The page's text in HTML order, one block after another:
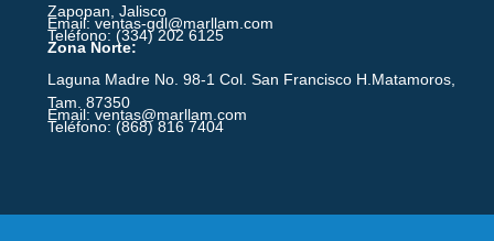
Zapopan, Jalisco
Email: ventas-gdl@marllam.com
Teléfono: (334) 202 6125
Zona Norte:
Laguna Madre No. 98-1 Col. San Francisco H.Matamoros,
Tam. 87350
Email: ventas@marllam.com
Teléfono: (868) 816 7404